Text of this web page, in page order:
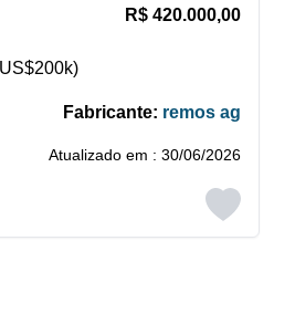
R$ 420.000,00
Fabricante: remos ag
Atualizado em : 30/06/2026